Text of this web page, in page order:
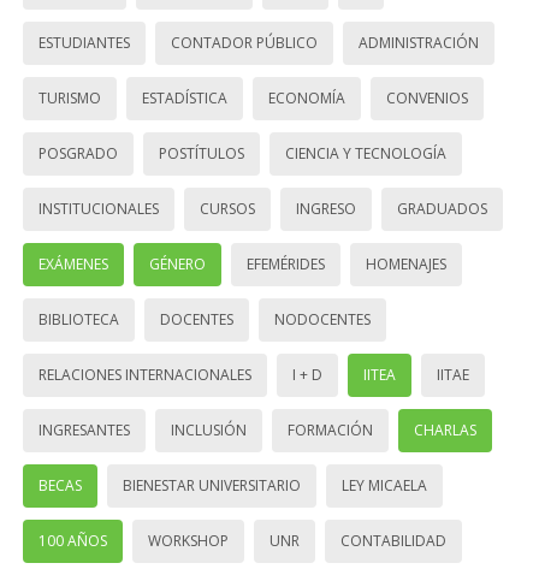
ESTUDIANTES CONTADOR PÚBLICO ADMINISTRACIÓN
TURISMO ESTADÍSTICA ECONOMÍA CONVENIOS
POSGRADO POSTÍTULOS CIENCIA Y TECNOLOGÍA
INSTITUCIONALES CURSOS INGRESO GRADUADOS
EXÁMENES GÉNERO EFEMÉRIDES HOMENAJES
BIBLIOTECA DOCENTES NODOCENTES
RELACIONES INTERNACIONALES I + D IITEA IITAE
INGRESANTES INCLUSIÓN FORMACIÓN CHARLAS
BECAS BIENESTAR UNIVERSITARIO LEY MICAELA
100 AÑOS WORKSHOP UNR CONTABILIDAD